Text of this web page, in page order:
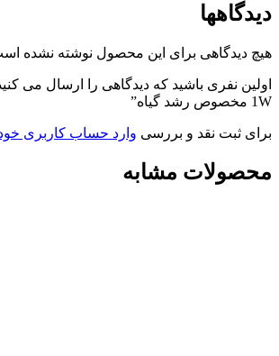
دیدگاهها
هیچ دیدگاهی برای این محصول نوشته نشده
1W مخصوص رشد گیاه”
برای ثبت نقد و بررسی وارد حساب کاربری
محصولات مشابه